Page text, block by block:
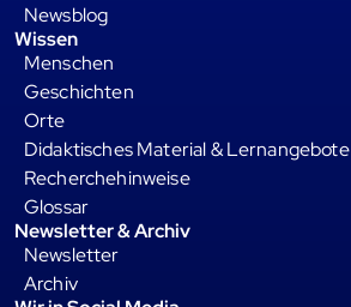
Newsblog
Wissen
Menschen
Geschichten
Orte
Didaktisches Material & Lernangebote
Recherchehinweise
Glossar
Newsletter & Archiv
Newsletter
Archiv